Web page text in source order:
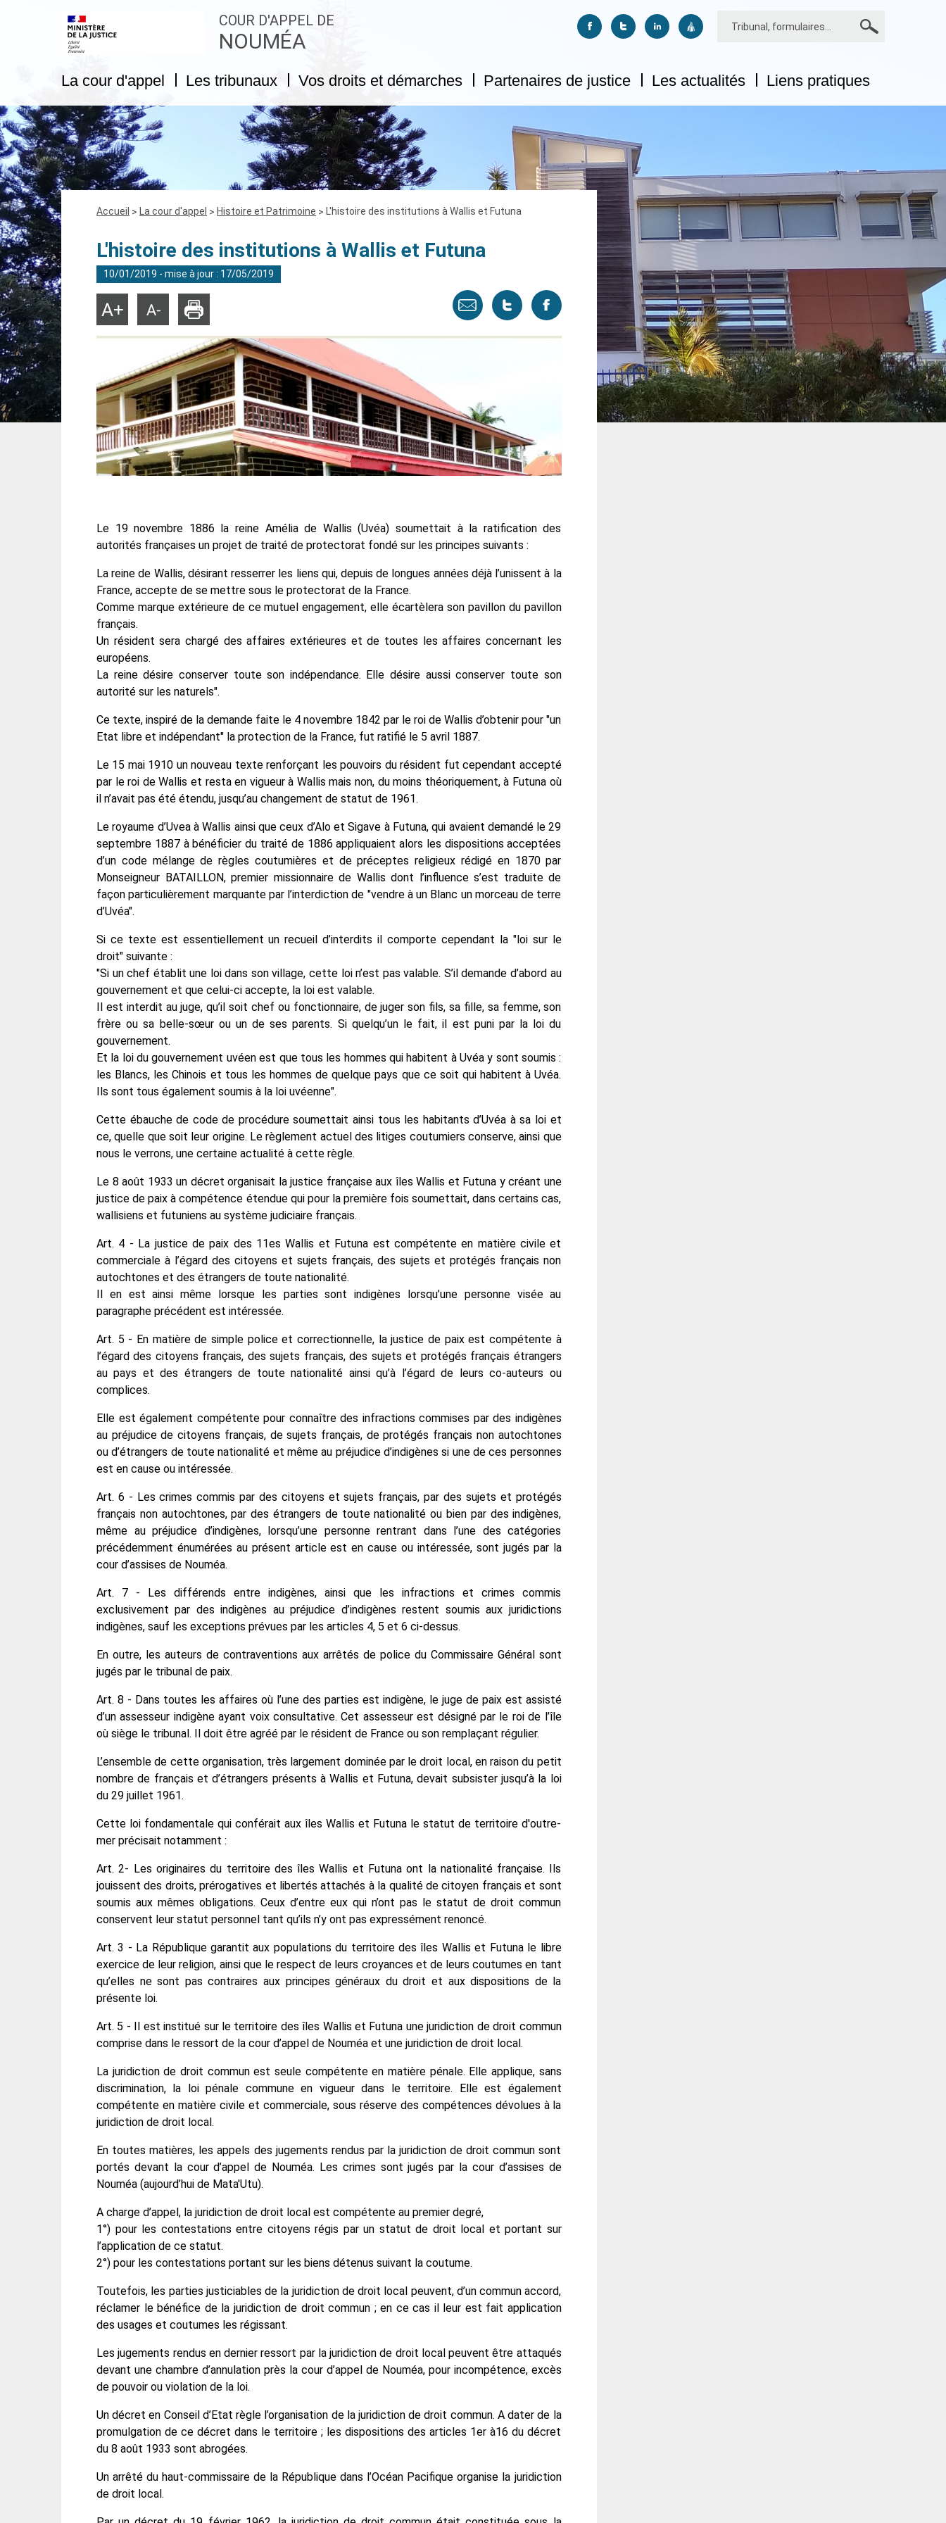
COUR D'APPEL DE
NOUMÉA
Suivez-nous sur facebook
Suivez-nous sur twitter
Suivez-nous sur linkedin
Suivez-nous sur dailymotion
La cour d'appel Les tribunaux Vos droits et démarches Partenaires de justice Les actualités Liens pratiques
Fil
Accueil La cour d'appel Histoire et Patrimoine L'histoire des institutions à Wallis et Futuna
L'histoire des institutions à Wallis et Futuna
10/01/2019 - mise à jour : 17/05/2019
Envoyer Tweeter Partager
Agrandir
du
Réduire
du
texte
Le 19 novembre 1886 la reine Amélia de Wallis (Uvéa) soumettait à la ratification des
autorités françaises un projet de traité de protectorat fondé sur les principes suivants :
La reine de Wallis, désirant resserrer les liens qui, depuis de longues années déjà l’unissent à la
France, accepte de se mettre sous le protectorat de la France.
Comme marque extérieure de ce mutuel engagement, elle écartèlera son pavillon du pavillon
français.
Un résident sera chargé des affaires extérieures et de toutes les affaires concernant les
européens.
La reine désire conserver toute son indépendance. Elle désire aussi conserver toute son
autorité sur les naturels".
Ce texte, inspiré de la demande faite le 4 novembre 1842 par le roi de Wallis d’obtenir pour "un
Etat libre et indépendant" la protection de la France, fut ratifié le 5 avril 1887.
Le 15 mai 1910 un nouveau texte renforçant les pouvoirs du résident fut cependant accepté
par le roi de Wallis et resta en vigueur à Wallis mais non, du moins théoriquement, à Futuna où
il n’avait pas été étendu, jusqu’au changement de statut de 1961.
Le royaume d’Uvea à Wallis ainsi que ceux d’Alo et Sigave à Futuna, qui avaient demandé le 29
septembre 1887 à bénéficier du traité de 1886 appliquaient alors les dispositions acceptées
d’un code mélange de règles coutumières et de préceptes religieux rédigé en 1870 par
Monseigneur BATAILLON, premier missionnaire de Wallis dont l’influence s’est traduite de
façon particulièrement marquante par l’interdiction de "vendre à un Blanc un morceau de terre
d’Uvéa".
Si ce texte est essentiellement un recueil d’interdits il comporte cependant la "loi sur le
droit" suivante :
"Si un chef établit une loi dans son village, cette loi n’est pas valable. S’il demande d’abord au
gouvernement et que celui-ci accepte, la loi est valable.
Il est interdit au juge, qu’il soit chef ou fonctionnaire, de juger son fils, sa fille, sa femme, son
frère ou sa belle-sœur ou un de ses parents. Si quelqu’un le fait, il est puni par la loi du
gouvernement.
Et la loi du gouvernement uvéen est que tous les hommes qui habitent à Uvéa y sont soumis :
les Blancs, les Chinois et tous les hommes de quelque pays que ce soit qui habitent à Uvéa.
Ils sont tous également soumis à la loi uvéenne".
Cette ébauche de code de procédure soumettait ainsi tous les habitants d’Uvéa à sa loi et
ce, quelle que soit leur origine. Le règlement actuel des litiges coutumiers conserve, ainsi que
nous le verrons, une certaine actualité à cette règle.
Le 8 août 1933 un décret organisait la justice française aux îles Wallis et Futuna y créant une
justice de paix à compétence étendue qui pour la première fois soumettait, dans certains cas,
wallisiens et futuniens au système judiciaire français.
Art. 4 - La justice de paix des 11es Wallis et Futuna est compétente en matière civile et
commerciale à l’égard des citoyens et sujets français, des sujets et protégés français non
autochtones et des étrangers de toute nationalité.
Il en est ainsi même lorsque les parties sont indigènes lorsqu’une personne visée au
paragraphe précédent est intéressée.
Art. 5 - En matière de simple police et correctionnelle, la justice de paix est compétente à
l’égard des citoyens français, des sujets français, des sujets et protégés français étrangers
au pays et des étrangers de toute nationalité ainsi qu’à l’égard de leurs co-auteurs ou
complices.
Elle est également compétente pour connaître des infractions commises par des indigènes
au préjudice de citoyens français, de sujets français, de protégés français non autochtones
ou d’étrangers de toute nationalité et même au préjudice d’indigènes si une de ces personnes
est en cause ou intéressée.
Art. 6 - Les crimes commis par des citoyens et sujets français, par des sujets et protégés
français non autochtones, par des étrangers de toute nationalité ou bien par des indigènes,
même au préjudice d’indigènes, lorsqu’une personne rentrant dans l’une des catégories
précédemment énumérées au présent article est en cause ou intéressée, sont jugés par la
cour d’assises de Nouméa.
Art. 7 - Les différends entre indigènes, ainsi que les infractions et crimes commis
exclusivement par des indigènes au préjudice d’indigènes restent soumis aux juridictions
indigènes, sauf les exceptions prévues par les articles 4, 5 et 6 ci-dessus.
En outre, les auteurs de contraventions aux arrêtés de police du Commissaire Général sont
jugés par le tribunal de paix.
Art. 8 - Dans toutes les affaires où l’une des parties est indigène, le juge de paix est assisté
d’un assesseur indigène ayant voix consultative. Cet assesseur est désigné par le roi de l’île
où siège le tribunal. Il doit être agréé par le résident de France ou son remplaçant régulier.
L’ensemble de cette organisation, très largement dominée par le droit local, en raison du petit
nombre de français et d’étrangers présents à Wallis et Futuna, devait subsister jusqu’à la loi
du 29 juillet 1961.
Cette loi fondamentale qui conférait aux îles Wallis et Futuna le statut de territoire d'outre-
mer précisait notamment :
Art. 2- Les originaires du territoire des îles Wallis et Futuna ont la nationalité française. Ils
jouissent des droits, prérogatives et libertés attachés à la qualité de citoyen français et sont
soumis aux mêmes obligations. Ceux d’entre eux qui n’ont pas le statut de droit commun
conservent leur statut personnel tant qu’ils n’y ont pas expressément renoncé.
Art. 3 - La République garantit aux populations du territoire des îles Wallis et Futuna le libre
exercice de leur religion, ainsi que le respect de leurs croyances et de leurs coutumes en tant
qu’elles ne sont pas contraires aux principes généraux du droit et aux dispositions de la
présente loi.
Art. 5 - Il est institué sur le territoire des îles Wallis et Futuna une juridiction de droit commun
comprise dans le ressort de la cour d’appel de Nouméa et une juridiction de droit local.
La juridiction de droit commun est seule compétente en matière pénale. Elle applique, sans
discrimination, la loi pénale commune en vigueur dans le territoire. Elle est également
compétente en matière civile et commerciale, sous réserve des compétences dévolues à la
juridiction de droit local.
En toutes matières, les appels des jugements rendus par la juridiction de droit commun sont
portés devant la cour d’appel de Nouméa. Les crimes sont jugés par la cour d’assises de
Nouméa (aujourd’hui de Mata'Utu).
A charge d’appel, la juridiction de droit local est compétente au premier degré,
1°) pour les contestations entre citoyens régis par un statut de droit local et portant sur
l’application de ce statut.
2°) pour les contestations portant sur les biens détenus suivant la coutume.
Toutefois, les parties justiciables de la juridiction de droit local peuvent, d’un commun accord,
réclamer le bénéfice de la juridiction de droit commun ; en ce cas il leur est fait application
des usages et coutumes les régissant.
Les jugements rendus en dernier ressort par la juridiction de droit local peuvent être attaqués
devant une chambre d’annulation près la cour d’appel de Nouméa, pour incompétence, excès
de pouvoir ou violation de la loi.
Un décret en Conseil d’Etat règle l’organisation de la juridiction de droit commun. A dater de la
promulgation de ce décret dans le territoire ; les dispositions des articles 1er à16 du décret
du 8 août 1933 sont abrogées.
Un arrêté du haut-commissaire de la République dans l’Océan Pacifique organise la juridiction
de droit local.